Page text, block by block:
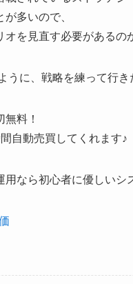
多いので、
オを見直す必要があるの
うに、戦略を練って行き
料！
自動売買してくれます♪
用なら初心者に優しいシ